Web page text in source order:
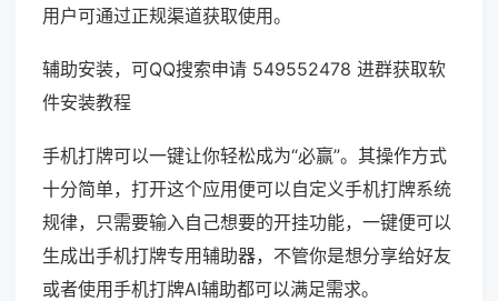
用户可通过正规渠道获取使用。
辅助安装，可QQ搜索申请 549552478 进群获取软
件安装教程
手机打牌可以一键让你轻松成为“必赢”。其操作方式
十分简单，打开这个应用便可以自定义手机打牌系统
规律，只需要输入自己想要的开挂功能，一键便可以
生成出手机打牌专用辅助器，不管你是想分享给好友
或者使用手机打牌AI辅助都可以满足需求。